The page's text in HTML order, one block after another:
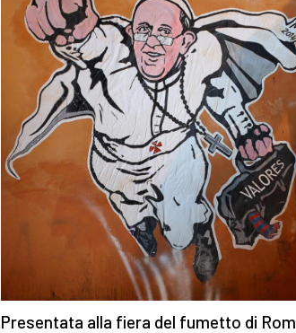
Presentata alla fiera del fumetto di